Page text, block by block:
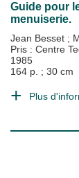
Guide pour
menuiserie.
Jean Besset ;
Pris : Centre
1985
164 p. ; 30 cm
Plus